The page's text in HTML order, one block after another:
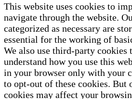
This website uses cookies to
navigate through the website.
categorized as necessary are
essential for the working of
We also use third-party cookies
understand how you use this
in your browser only with your
to opt-out of these cookies. But
cookies may affect your